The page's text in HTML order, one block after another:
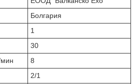
Болгария
1
30
8
2/1